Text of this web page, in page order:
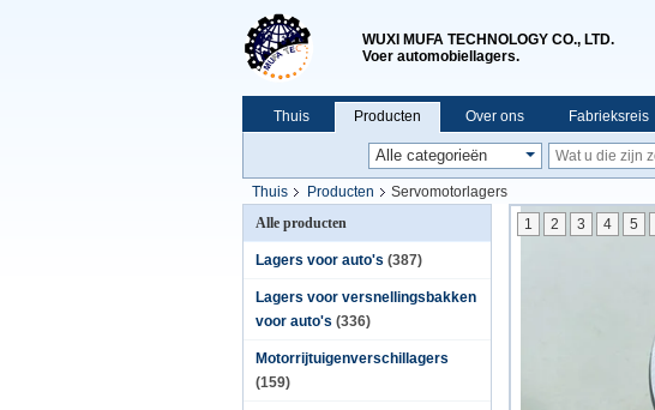
WUXI MUFA TECHNOLOGY CO., LTD.
Voer automobiellagers.
Thuis Producten Over ons Fabrieksreis
Thuis Producten
Servomotorlagers
Alle producten
Lagers voor auto's (387)
Lagers voor versnellingsbakken
voor auto's (336)
Motorrijtuigenverschillagers
(159)
1 2 3 4 5